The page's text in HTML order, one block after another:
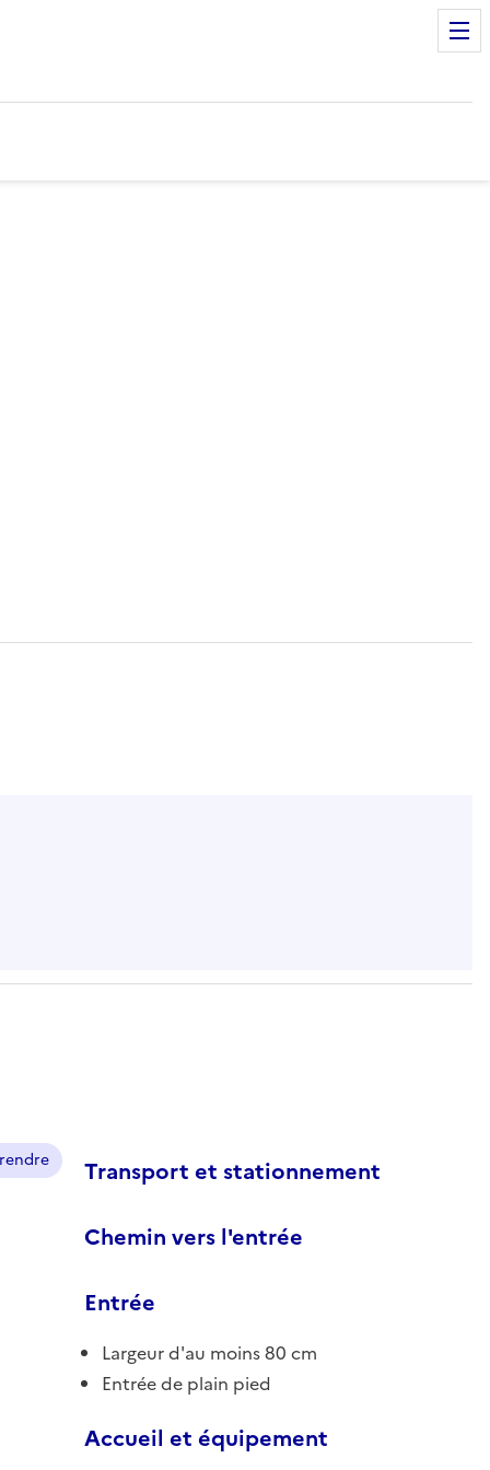
Transport et stationnement
Chemin vers l'entrée
Entrée
Largeur d'au moins 80 cm
Entrée de plain pied
Accueil et équipement